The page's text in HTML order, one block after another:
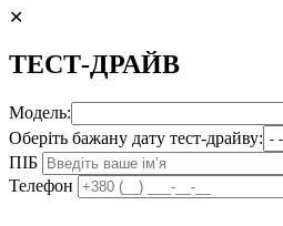
✕
ТЕСТ-ДРАЙВ
Модель:
Оберіть бажану дату тест-драйву:
ПІБ
Телефон